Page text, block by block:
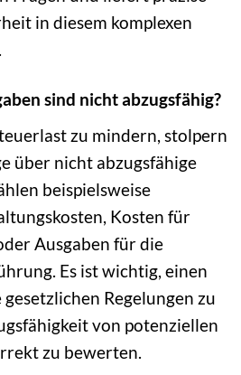
in diesem komplexen
sind nicht abzugsfähig?
zu mindern, stolpern
über nicht abzugsfähige
beispielsweise
Kosten für
Ausgaben für die
Es ist wichtig, einen
Regelungen zu
von potenziellen
zu bewerten.